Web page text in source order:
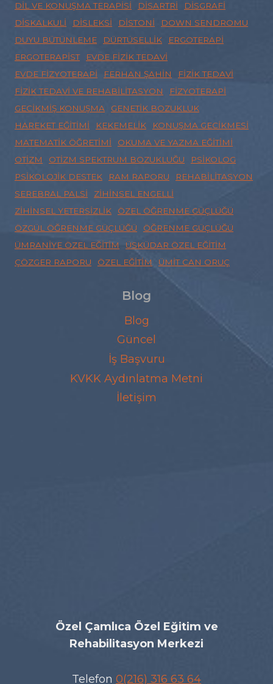
DIL VE KONUŞMA TERAPISI
DISARTRI
DISGRAFI
DISKALKULI
DISLEKSI DISTONI
DOWN SENDROMU
DUYU BÜTÜNLEME
DÜRTÜSELLIK
ERGOTERAPI
ERGOTERAPIST
EVDE FIZIK TEDAVI
EVDE FIZYOTERAPI
FERHAN ŞAHIN
FIZIK TEDAVI
FIZIK TEDAVI VE REHABILITASYON
FIZYOTERAPI
GECIKMIŞ KONUŞMA
GENETIK BOZUKLUK
HAREKET EĞITIMI
KEKEMELIK
KONUŞMA GECIKMESI
MATEMATIK ÖĞRETIMI
OKUMA VE YAZMA EĞITIMI
OTIZM
OTIZM SPEKTRUM BOZUKLUĞU
PSIKOLOG
PSIKOLOJIK DESTEK
RAM RAPORU
REHABILITASYON
SEREBRAL PALSI
ZIHINSEL ENGELLI
ZIHINSEL YETERSIZLIK
ÖZEL ÖĞRENME GÜÇLÜĞÜ
ÖZGÜL ÖĞRENME GÜÇLÜĞÜ
ÖĞRENME GÜÇLÜĞÜ
ÜMRANIYE ÖZEL EĞITIM
ÜSKÜDAR ÖZEL EĞITIM
ÇÖZGER RAPORU
ÖZEL EĞITIM ÜMIT CAN ORUÇ
Blog
Blog
Güncel
İş Başvuru
KVKK Aydınlatma Metni
İletişim
Özel Çamlıca Özel Eğitim ve
Rehabilitasyon Merkezi
Telefon 0(216) 316 63 64